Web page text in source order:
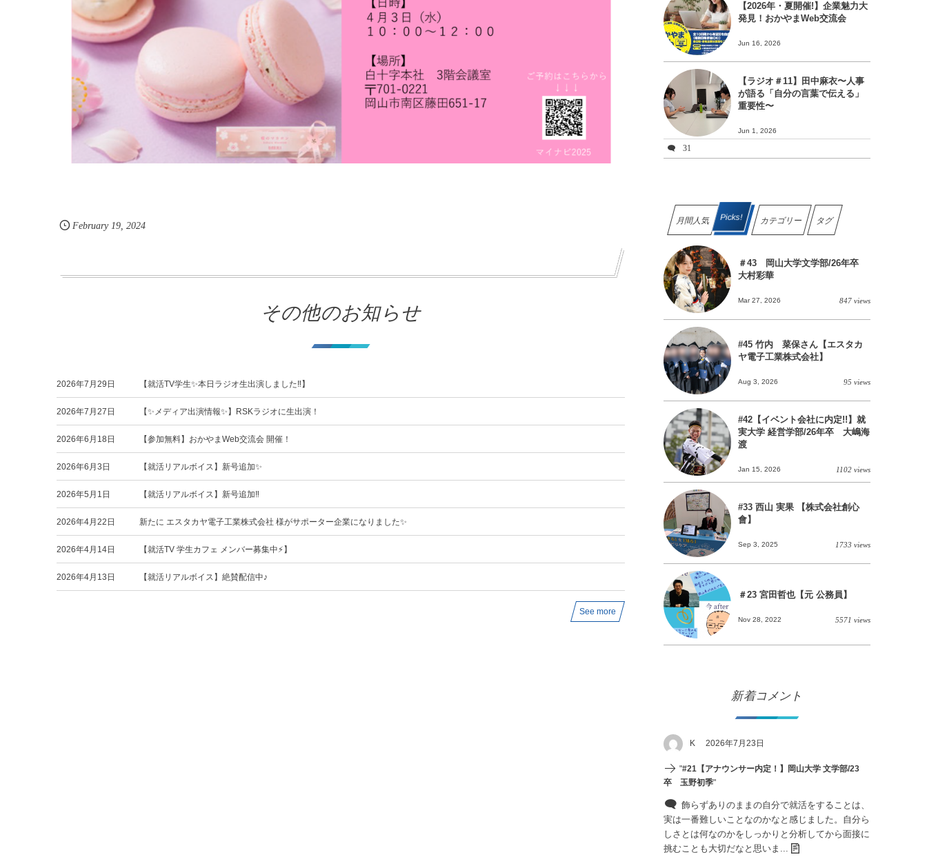
February 19,2024
その他のお知らせ
2026年7月29日 【就活TV学生✨本日ラジオ生出演しました‼️】
2026年7月27日 【✨メディア出演情報✨】RSKラジオに生出演！
2026年6月18日 【参加無料】おかやまWeb交流会 開催！
2026年6月3日 【就活リアルボイス】新号追加✨
2026年5月1日 【就活リアルボイス】新号追加‼️
2026年4月22日 新たに エスタカヤ電子工業株式会社 様がサポーター企業になりました✨
2026年4月14日 【就活TV 学生カフェ メンバー募集中⚡️】
2026年4月13日 【就活リアルボイス】絶賛配信中♪
See more
【2026年・夏開催!】企業魅力大
発見！おかやまWeb交流会
Jun 16, 2026
【ラジオ＃11】田中麻衣〜人事
が語る「自分の言葉で伝える」
重要性〜
Jun 1, 2026
31
月間人気 Picks! カテゴリー タグ
＃43 岡山大学文学部/26年卒
大村彩華
Mar 27, 2026 847 views
#45 竹内 菜保さん【エスタカ
ヤ電子工業株式会社】
Aug 3, 2026 95 views
#42【イベント会社に内定!!】就
実大学 経営学部/26年卒 大嶋海
渡
Jan 15, 2026 1102 views
#33 西山 実果 【株式会社創心
會】
Sep 3, 2025 1733 views
＃23 宮田哲也【元 公務員】
Nov 28, 2022 5571 views
新着コメント
K 2026年7月23日
"#21【アナウンサー内定！】岡山大学 文学部/23
卒 玉野初季"
飾らずありのままの自分で就活をすることは、
実は一番難しいことなのかなと感じました。自分ら
しさとは何なのかをしっかりと分析してから面接に
挑むことも大切だなと思いま...